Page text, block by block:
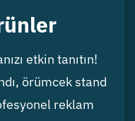
etkin tanıtın!
örümcek stand
reklam